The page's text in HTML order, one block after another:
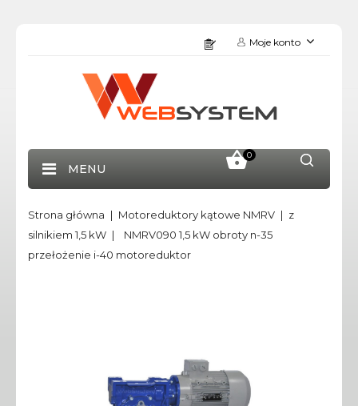
Moje konto
0
MENU
Strona główna Motoreduktory kątowe NMRV
z
silnikiem 1,5 kW
NMRV090 1,5 kW obroty n-35
przełożenie i-40 motoreduktor